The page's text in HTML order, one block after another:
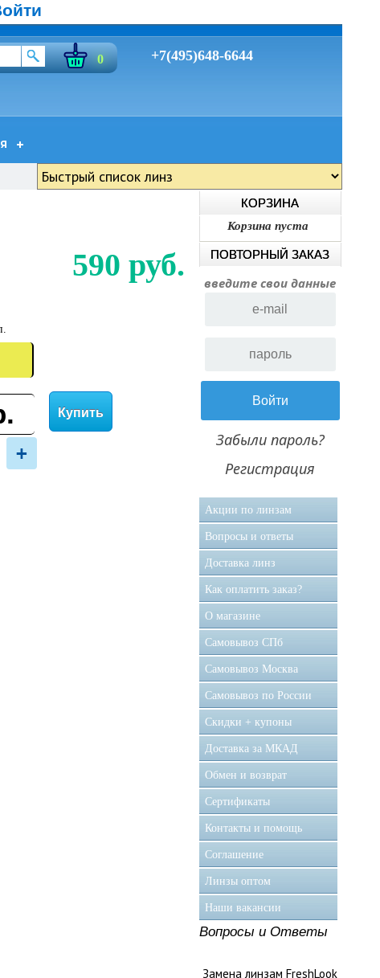
0 +7(495)648-6644
590 руб.
+
Купить
КОРЗИНА
Корзина пуста
ПОВТОРНЫЙ ЗАКАЗ
введите свои данные
Забыли пароль?
Регистрация
Акции по линзам
Вопросы и ответы
Доставка линз
Как оплатить заказ?
О магазине
Самовывоз CПб
Самовывоз Москва
Самовывоз по России
Скидки + купоны
Доставка за МКАД
Обмен и возврат
Сертификаты
Контакты и помощь
Соглашение
Линзы оптом
Наши вакансии
Вопросы и Ответы
Замена линзам FreshLook